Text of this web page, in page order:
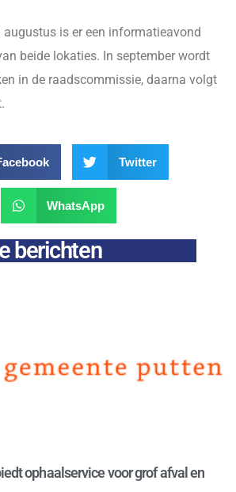
is er een informatieavond
beide lokaties. In september wordt
in de raadscommissie, daarna volgt
Twitter
WhatsApp
berichten
ophaalservice voor grof afval en